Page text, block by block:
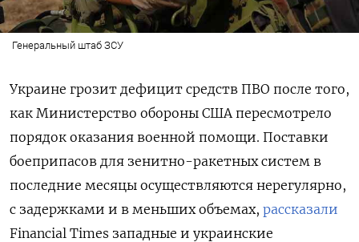
Генеральный штаб ЗСУ
Украине грозит дефицит средств ПВО после того,
как Министерство обороны США пересмотрело
порядок оказания военной помощи. Поставки
боеприпасов для зенитно-ракетных систем в
последние месяцы осуществляются нерегулярно,
с задержками и в меньших объемах, рассказали
Financial Times западные и украинские